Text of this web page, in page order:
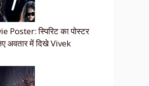
Poster: स्पिरिट का पोस्टर
अवतार में दिखे Vivek